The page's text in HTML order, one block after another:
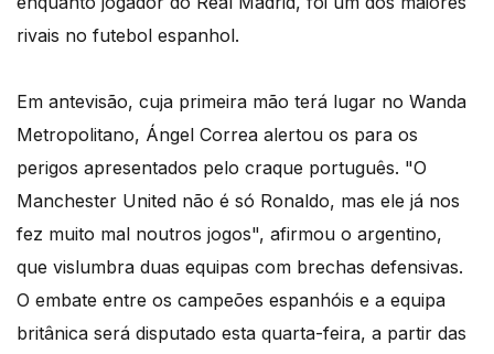
rivais no futebol espanhol.
Em antevisão, cuja primeira mão terá lugar no Wanda
Metropolitano, Ángel Correa alertou os para os
perigos apresentados pelo craque português. "O
Manchester United não é só Ronaldo, mas ele já nos
fez muito mal noutros jogos", afirmou o argentino,
que vislumbra duas equipas com brechas defensivas.
O embate entre os campeões espanhóis e a equipa
britânica será disputado esta quarta-feira, a partir das